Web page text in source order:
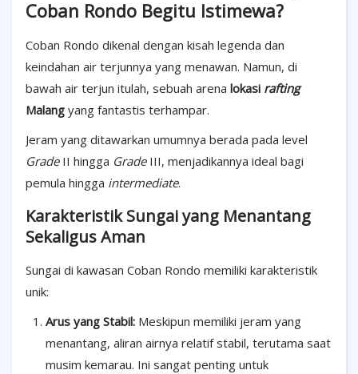
Coban Rondo Begitu Istimewa?
Coban Rondo dikenal dengan kisah legenda dan
keindahan air terjunnya yang menawan. Namun, di
bawah air terjun itulah, sebuah arena lokasi rafting
Malang yang fantastis terhampar.
Jeram yang ditawarkan umumnya berada pada level
GradeII hingga GradeIII, menjadikannya ideal bagi
pemula hingga intermediate.
Karakteristik Sungai yang Menantang
Sekaligus Aman
Sungai di kawasan Coban Rondo memiliki karakteristik
unik:
Arus yang Stabil: Meskipun memiliki jeram yang
menantang, aliran airnya relatif stabil, terutama saat
musim kemarau. Ini sangat penting untuk